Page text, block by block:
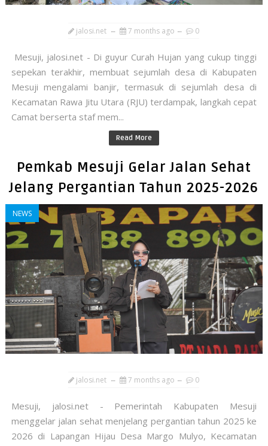
jalosi.net 7 months ago 0
Mesuji, jalosi.net - Di guyur Curah Hujan yang cukup tinggi
sepekan terakhir, membuat sejumlah desa di Kabupaten
Mesuji mengalami banjir, termasuk di sejumlah desa di
Kecamatan Rawa Jitu Utara (RJU) terdampak, langkah cepat
Camat berserta staf mem...
Read More
Pemkab Mesuji Gelar Jalan Sehat
Jelang Pergantian Tahun 2025-2026
NEWS
jalosi.net 7 months ago 0
Mesuji, jalosi.net - Pemerintah Kabupaten Mesuji
menggelar jalan sehat menjelang pergantian tahun 2025 ke
2026 di Lapangan Hijau Desa Margo Mulyo, Kecamatan